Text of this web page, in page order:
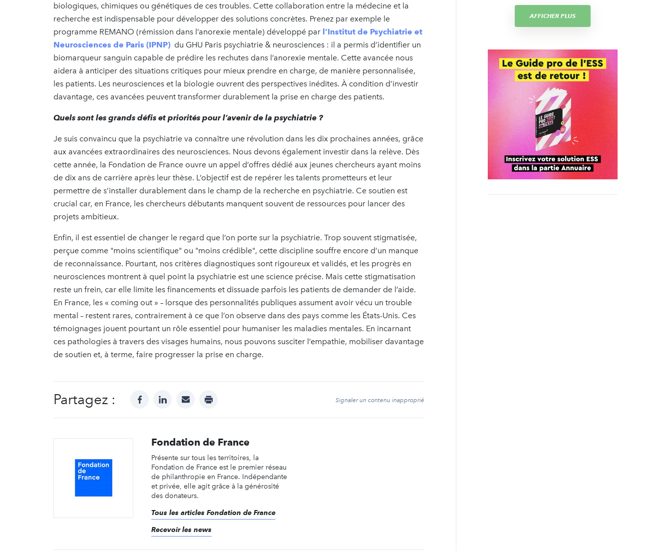
biologiques, chimiques ou génétiques de ces troubles. Cette collaboration entre la médecine et la
recherche est indispensable pour développer des solutions concrètes. Prenez par exemple le
programme REMANO (rémission dans l’anorexie mentale) développé par l’Institut de Psychiatrie et
Neurosciences de Paris (IPNP) du GHU Paris psychiatrie & neurosciences : il a permis d’identifier un
biomarqueur sanguin capable de prédire les rechutes dans l’anorexie mentale. Cette avancée nous
aidera à anticiper des situations critiques pour mieux prendre en charge, de manière personnalisée,
les patients. Les neurosciences et la biologie ouvrent des perspectives inédites. À condition d’investir
davantage, ces avancées peuvent transformer durablement la prise en charge des patients.
Quels sont les grands défis et priorités pour l’avenir de la psychiatrie ?
Je suis convaincu que la psychiatrie va connaître une révolution dans les dix prochaines années, grâce
aux avancées extraordinaires des neurosciences. Nous devons également investir dans la relève. Dès
cette année, la Fondation de France ouvre un appel d’offres dédié aux jeunes chercheurs ayant moins
de dix ans de carrière après leur thèse. L’objectif est de repérer les talents prometteurs et leur
permettre de s’installer durablement dans le champ de la recherche en psychiatrie. Ce soutien est
crucial car, en France, les chercheurs débutants manquent souvent de ressources pour lancer des
projets ambitieux.
Enfin, il est essentiel de changer le regard que l’on porte sur la psychiatrie. Trop souvent stigmatisée,
perçue comme "moins scientifique" ou "moins crédible", cette discipline souffre encore d’un manque
de reconnaissance. Pourtant, nos critères diagnostiques sont rigoureux et validés, et les progrès en
neurosciences montrent à quel point la psychiatrie est une science précise. Mais cette stigmatisation
reste un frein, car elle limite les financements et dissuade parfois les patients de demander de l’aide.
En France, les « coming out » – lorsque des personnalités publiques assument avoir vécu un trouble
mental – restent rares, contrairement à ce que l’on observe dans des pays comme les États-Unis. Ces
témoignages jouent pourtant un rôle essentiel pour humaniser les maladies mentales. En incarnant
ces pathologies à travers des visages humains, nous pouvons susciter l’empathie, mobiliser davantage
de soutien et, à terme, faire progresser la prise en charge.
Partagez : facebooklinkedinmail print Signaler un contenu inapproprié
Fondation de France
Présente sur tous les territoires, la
Fondation de France est le premier réseau
de philanthropie en France. Indépendante
et privée, elle agit grâce à la générosité
des donateurs.
Tous les articles Fondation de France
Recevoir les news
AFFICHER PLUS